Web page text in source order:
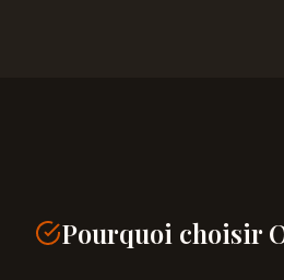
Pourquoi choisir